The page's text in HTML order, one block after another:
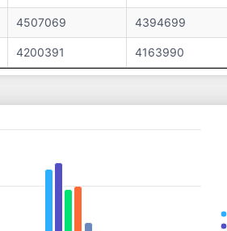
4507069 4394699
4200391 4163990